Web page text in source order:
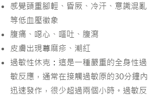
感覺頭重腳輕、昏厥、冷汗、意識混亂
等低血壓徵象
腹痛、噁心、嘔吐、腹瀉
皮膚出現蕁麻疹、潮紅
過敏性休克 ： 這是一種嚴重的全身性過
敏反應，通常在接觸過敏原的30分鐘內
迅速發作，很少超過兩個小時。 過敏反